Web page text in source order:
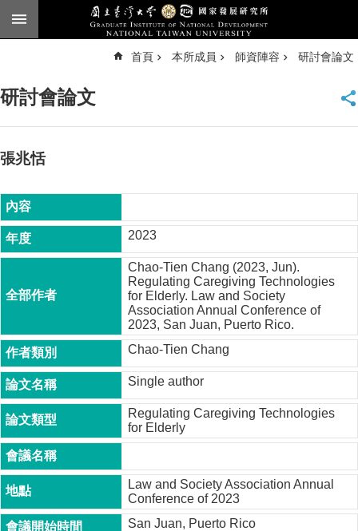
跳到主要內容區塊
臺
頁
公
告
本
簡
介
本
所
成
員
博
班
碩
士
班
首頁 本所成員 師資陣容 研討會論文
研討會論文
張兆恬
2023
Chao-Tien Chang (2023, Jun).
Regulating Caregiving Technologies
for Elderly. Law and Society
Association Annual Conference of
2023, San Juan, Puerto Rico.
Chao-Tien Chang
Single author
Regulating Caregiving Technologies
for Elderly
Law and Society Association Annual
Conference of 2023
San Juan, Puerto Rico